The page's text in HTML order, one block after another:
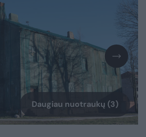
Daugiau nuotraukų (3)